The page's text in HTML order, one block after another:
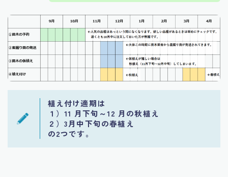
植え付け適期は
１）11 月下旬～12 月の秋植え
２）3月中下旬の春植え
の2つです。